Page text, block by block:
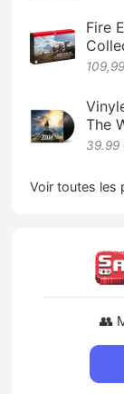
Fire
The
39.99
Voir toutes les
👥